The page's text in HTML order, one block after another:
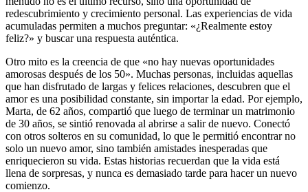
redescubrimiento y crecimiento personal. Las experiencias de vida
acumuladas permiten a muchos preguntar: «¿Realmente estoy
feliz?» y buscar una respuesta auténtica.
Otro mito es la creencia de que «no hay nuevas oportunidades
amorosas después de los 50». Muchas personas, incluidas aquellas
que han disfrutado de largas y felices relaciones, descubren que el
amor es una posibilidad constante, sin importar la edad. Por ejemplo,
Marta, de 62 años, compartió que luego de terminar un matrimonio
de 30 años, se sintió renovada al abrirse a salir de nuevo. Conectó
con otros solteros en su comunidad, lo que le permitió encontrar no
solo un nuevo amor, sino también amistades inesperadas que
enriquecieron su vida. Estas historias recuerdan que la vida está
llena de sorpresas, y nunca es demasiado tarde para hacer un nuevo
comienzo.